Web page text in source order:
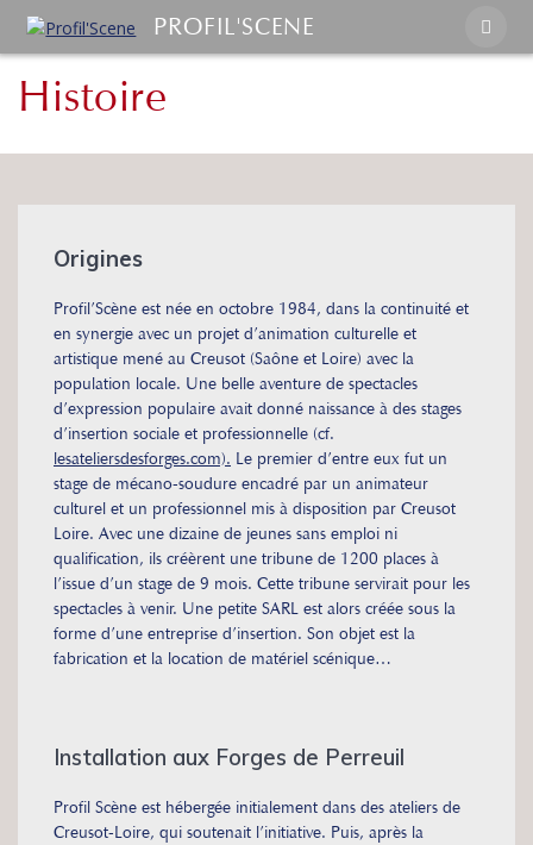
PROFIL'SCENE
Histoire
Origines
Profil’Scène est née en octobre 1984, dans la continuité et
en synergie avec un projet d’animation culturelle et
artistique mené au Creusot (Saône et Loire) avec la
population locale. Une belle aventure de spectacles
d’expression populaire avait donné naissance à des stages
d’insertion sociale et professionnelle (cf.
lesateliersdesforges.com). Le premier d’entre eux fut un
stage de mécano-soudure encadré par un animateur
culturel et un professionnel mis à disposition par Creusot
Loire. Avec une dizaine de jeunes sans emploi ni
qualification, ils créèrent une tribune de 1200 places à
l’issue d’un stage de 9 mois. Cette tribune servirait pour les
spectacles à venir. Une petite SARL est alors créée sous la
forme d’une entreprise d’insertion. Son objet est la
fabrication et la location de matériel scénique…
Installation aux Forges de Perreuil
Profil Scène est hébergée initialement dans des ateliers de
Creusot-Loire, qui soutenait l’initiative. Puis, après la